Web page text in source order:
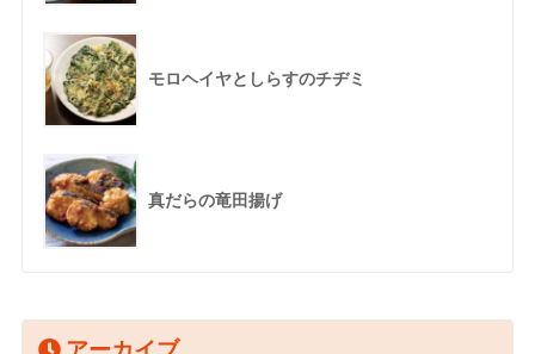
モロヘイヤとしらすのチヂミ
真だらの竜田揚げ